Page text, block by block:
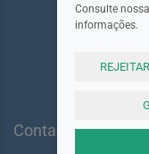
Contactos
Consulte nossa
informações.